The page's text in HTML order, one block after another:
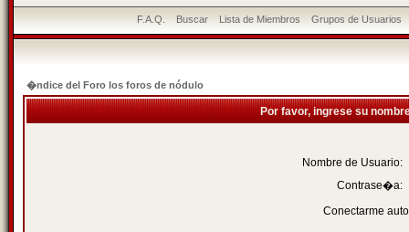
F.A.Q. Buscar Lista de Miembros Grupos de Usuarios
�ndice del Foro los foros de nódulo
Por favor, ingrese su
Nombre de Usuario:
Contrase�a:
Conectarme